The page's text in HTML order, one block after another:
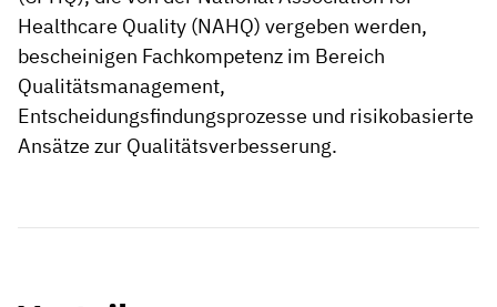
Healthcare Quality (NAHQ) vergeben werden,
bescheinigen Fachkompetenz im Bereich
Qualitätsmanagement,
Entscheidungsfindungsprozesse und risikobasierte
Ansätze zur Qualitätsverbesserung.